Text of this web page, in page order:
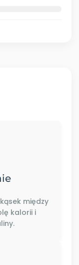
między
kalorii i